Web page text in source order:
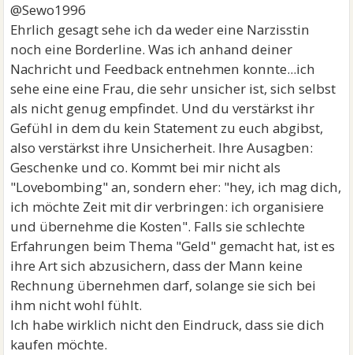
@Sewo1996
Ehrlich gesagt sehe ich da weder eine Narzisstin
noch eine Borderline. Was ich anhand deiner
Nachricht und Feedback entnehmen konnte...ich
sehe eine eine Frau, die sehr unsicher ist, sich selbst
als nicht genug empfindet. Und du verstärkst ihr
Gefühl in dem du kein Statement zu euch abgibst,
also verstärkst ihre Unsicherheit. Ihre Ausagben:
Geschenke und co. Kommt bei mir nicht als
"Lovebombing" an, sondern eher: "hey, ich mag dich,
ich möchte Zeit mit dir verbringen: ich organisiere
und übernehme die Kosten". Falls sie schlechte
Erfahrungen beim Thema "Geld" gemacht hat, ist es
ihre Art sich abzusichern, dass der Mann keine
Rechnung übernehmen darf, solange sie sich bei
ihm nicht wohl fühlt.
Ich habe wirklich nicht den Eindruck, dass sie dich
kaufen möchte.